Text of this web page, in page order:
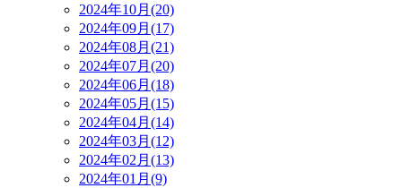
2024年10月(20)
2024年09月(17)
2024年08月(21)
2024年07月(20)
2024年06月(18)
2024年05月(15)
2024年04月(14)
2024年03月(12)
2024年02月(13)
2024年01月(9)